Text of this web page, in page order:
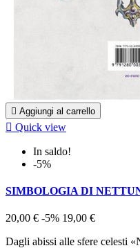
 Aggiungi al carrello
 Quick view
In saldo!
-5%
SIMBOLOGIA DI
20,00 € -5% 19,00 €
Dagli abissi alle sfere celesti